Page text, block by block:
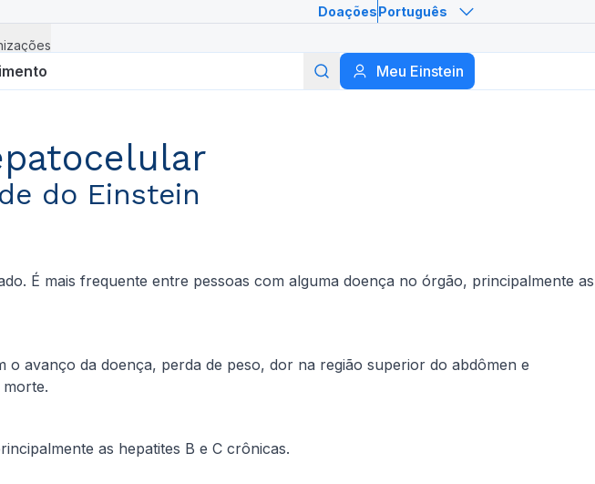
DoaçõesPortuguês
Meu Einstein
Buscar
do Einstein
É mais frequente entre pessoas com alguma doença no órgão, principalmente as
avanço da doença, perda de peso, dor na região superior do abdômen e
as hepatites B e C crônicas.